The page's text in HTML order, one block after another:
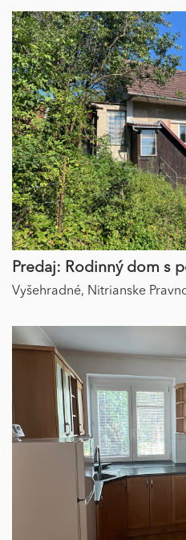
Predaj: Rodinný dom s
Vyšehradné, Nitrianske